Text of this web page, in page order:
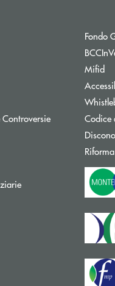
Controversie
Apre una nuova finestra
Fondo
Mifid
Codice